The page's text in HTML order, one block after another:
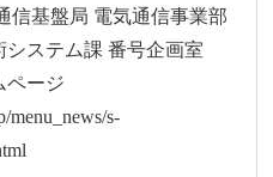
基盤局 電気通信事業部
ム課 番号企画室
ージ
s-